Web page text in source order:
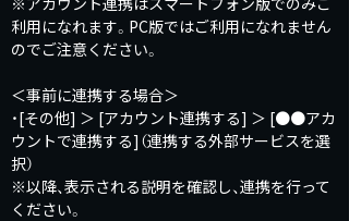
利用になれます。PC版ではご利用になれません
のでご注意ください。
＜事前に連携する場合＞
・[その他] ＞ [アカウント連携する] ＞ [●●アカ
ウントで連携する]（連携する外部サービスを選
択）
※以降、表示される説明を確認し、連携を行って
ください。